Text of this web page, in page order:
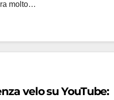
molto…
velo su YouTube: